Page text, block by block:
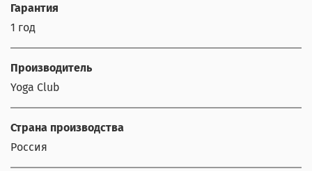
Гарантия
1 год
Производитель
Yoga Club
Страна производства
Россия